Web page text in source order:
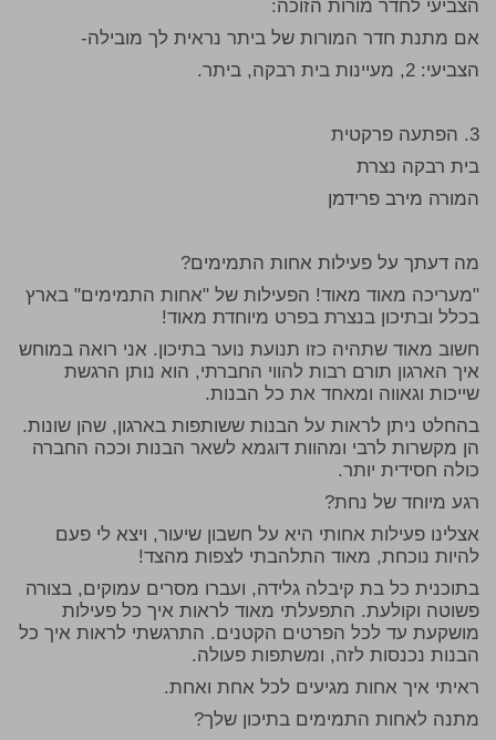
הצביעי לחדר מורות הזוכה:
אם מתנת חדר המורות של ביתר נראית לך מובילה-
הצביעי: 2, מעיינות בית רבקה, ביתר.
3. הפתעה פרקטית
בית רבקה נצרת
המורה מירב פרידמן
מה דעתך על פעילות אחות התמימים?
"מעריכה מאוד מאוד! הפעילות של "אחות התמימים" בארץ
בכלל ובתיכון בנצרת בפרט מיוחדת מאוד!
חשוב מאוד שתהיה כזו תנועת נוער בתיכון. אני רואה במוחש
איך הארגון תורם רבות להווי החברתי, הוא נותן הרגשת
שייכות וגאווה ומאחד את כל הבנות.
בהחלט ניתן לראות על הבנות ששותפות בארגון, שהן שונות.
הן מקשרות לרבי ומהוות דוגמא לשאר הבנות וככה החברה
כולה חסידית יותר.
רגע מיוחד של נחת?
אצלינו פעילות אחותי היא על חשבון שיעור, ויצא לי פעם
להיות נוכחת, מאוד התלהבתי לצפות מהצד!
בתוכנית כל בת קיבלה גלידה, ועברו מסרים עמוקים, בצורה
פשוטה וקולעת. התפעלתי מאוד לראות איך כל פעילות
מושקעת עד לכל הפרטים הקטנים. התרגשתי לראות איך כל
הבנות נכנסות לזה, ומשתפות פעולה.
ראיתי איך אחות מגיעים לכל אחת ואחת.
מתנה לאחות התמימים בתיכון שלך?